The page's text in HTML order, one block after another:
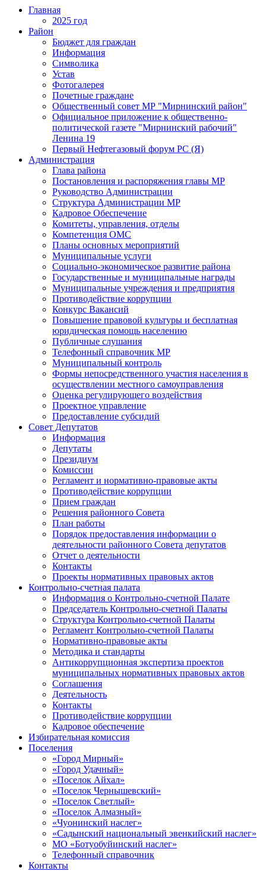
Главная
2025 год
Район
Бюджет для граждан
Информация
Символика
Устав
Фотогалерея
Почетные граждане
Общественный совет МР "Мирнинский район"
Официальное приложение к общественно-
политической газете "Мирнинский рабочий"
Ленина 19
Первый Нефтегазовый форум РС (Я)
Администрация
Глава района
Постановления и распоряжения главы МР
Руководство Администрации
Структура Администрации МР
Кадровое Обеспечение
Комитеты, управления, отделы
Компетенция ОМС
Планы основных мероприятий
Муниципальные услуги
Социально-экономическое развитие района
Государственные и муниципальные награды
Муниципальные учреждения и предприятия
Противодействие коррупции
Конкурс Вакансий
Повышение правовой культуры и бесплатная
юридическая помощь населению
Публичные слушания
Телефонный справочник МР
Муниципальный контроль
Формы непосредственного участия населения в
осуществлении местного самоуправления
Оценка регулирующего воздействия
Проектное управление
Предоставление субсидий
Совет Депутатов
Информация
Депутаты
Президиум
Комиссии
Регламент и нормативно-правовые акты
Противодействие коррупции
Прием граждан
Решения районного Совета
План работы
Порядок предоставления информации о
деятельности районного Совета депутатов
Отчет о деятельности
Контакты
Проекты нормативных правовых актов
Контрольно-счетная палата
Информация о Контрольно-счетной Палате
Председатель Контрольно-счетной Палаты
Структура Контрольно-счетной Палаты
Регламент Контрольно-счетной Палаты
Нормативно-правовые акты
Методика и стандарты
Антикоррупционная экспертиза проектов
муниципальных нормативных правовых актов
Соглашения
Деятельность
Контакты
Противодействие коррупции
Кадровое обеспечение
Избирательная комиссия
Поселения
«Город Мирный»
«Город Удачный»
«Поселок Айхал»
«Поселок Чернышевский»
«Поселок Светлый»
«Поселок Алмазный»
«Чуонинский наслег»
«Садынский национальный эвенкийский наслег»
МО «Ботуобуйинский наслег»
Телефонный справочник
Контакты